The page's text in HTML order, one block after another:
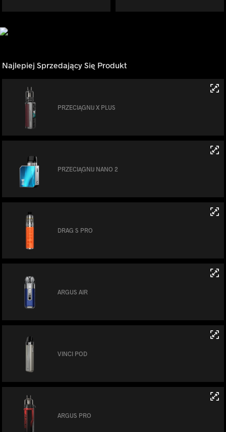
Najlepiej Sprzedający Się Produkt
PRZECIĄGNIJ X PLUS
PRZECIĄGNIJ NANO 2
DRAG S PRO
ARGUS AIR
VINCI POD
ARGUS PRO